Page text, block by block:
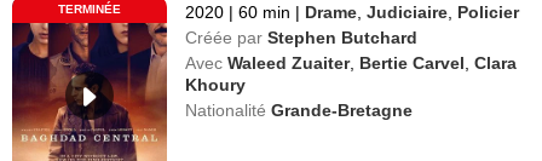
TERMINÉE 2020 | 60 min | Drame ,Judiciaire Policier
Créée par Stephen Butchard
Avec Waleed Zuaiter, Bertie Carvel ,Clara
Khoury
Nationalité Grande-Bretagne